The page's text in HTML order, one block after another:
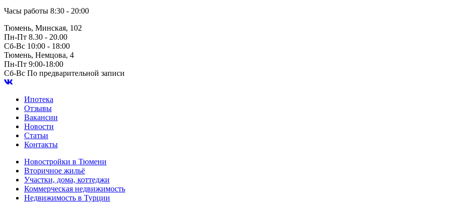
Часы работы 8:30 - 20:00
Тюмень, Минская, 102
Пн-Пт 8.30 - 20.00
Сб-Вс 10:00 - 18:00
Тюмень, Немцова, 4
Пн-Пт 9:00-18:00
Сб-Вс По предварительной записи
Ипотека
Отзывы
Вакансии
Новости
Статьи
Контакты
Новостройки в Тюмени
Вторичное жильё
Участки, дома, коттеджи
Коммерческая недвижимость
Недвижимость в Турции